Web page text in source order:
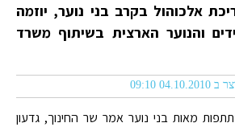
אלכוהול בקרב בני נוער, יוזמה
והנוער הארצית בשיתוף משרד
04.10.2010 09:10
מאות בני נוער אמר שר החינוך, גדעון